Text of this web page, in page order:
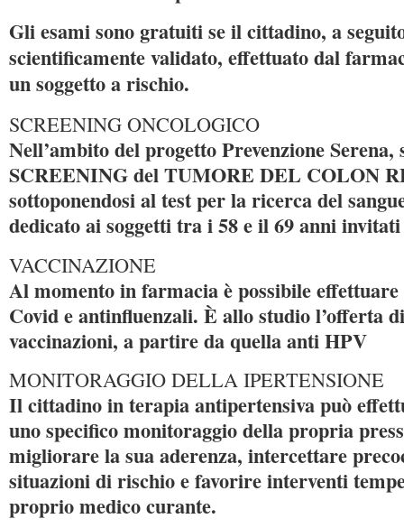
Gli esami sono gratuiti se il cittadino, a
scientificamente validato, effettuato dal
un soggetto a rischio.
SCREENING ONCOLOGICO
Nell’ambito del progetto Prevenzione
SCREENING del TUMORE DEL COLON
sottoponendosi al test per la ricerca del
dedicato ai soggetti tra i 58 e il 69 anni
VACCINAZIONE
Al momento in farmacia è possibile
Covid e antinfluenzali. È allo studio l’offerta
vaccinazioni, a partire da quella anti HPV
MONITORAGGIO DELLA IPERTENSIONE
Il cittadino in terapia antipertensiva può
uno specifico monitoraggio della propria
migliorare la sua aderenza, intercettare
situazioni di rischio e favorire interventi
proprio medico curante.